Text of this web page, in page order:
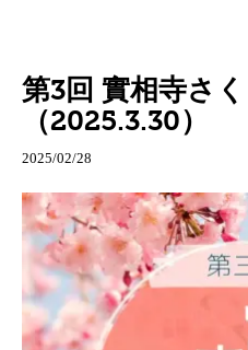
第3回 實相寺さ
（2025.3.30）
2025/02/28